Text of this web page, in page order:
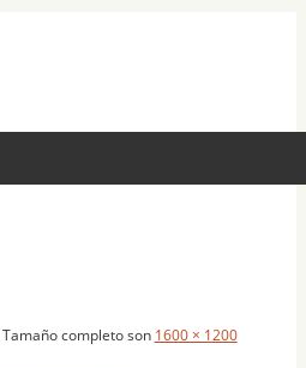
Tamaño completo son 1600 × 1200